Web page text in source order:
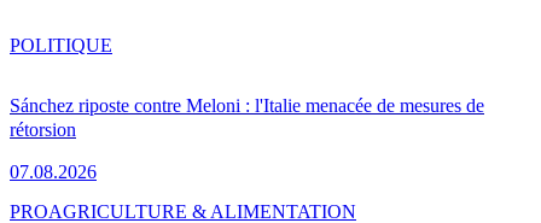
Sánchez riposte contre Meloni : l'Italie menacée de mesures de
rétorsion
07.08.2026
POLITIQUE
PROAGRICULTURE & ALIMENTATION